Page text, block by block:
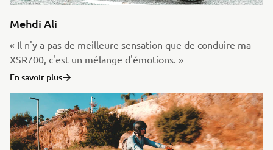
Mehdi Ali
« Il n'y a pas de meilleure sensation que de conduire ma
XSR700, c'est un mélange d'émotions. »
En savoir plus